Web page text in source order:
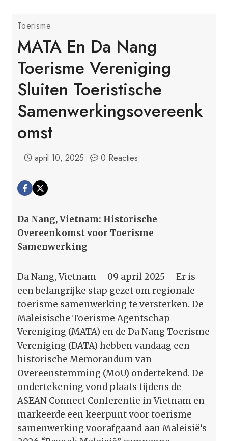
Toerisme
MATA En Da Nang
Toerisme Vereniging
Sluiten Toeristische
Samenwerkingsovereenk
Omst
april 10, 2025 0 Reacties
Da Nang, Vietnam: Historische
Overeenkomst voor Toerisme
Samenwerking
Da Nang, Vietnam – 09 april 2025 – Er is
een belangrijke stap gezet om regionale
toerisme samenwerking te versterken. De
Maleisische Toerisme Agentschap
Vereniging (MATA) en de Da Nang Toerisme
Vereniging (DATA) hebben vandaag een
historische Memorandum van
Overeenstemming (MoU) ondertekend. De
ondertekening vond plaats tijdens de
ASEAN Connect Conferentie in Vietnam en
markeerde een keerpunt voor toerisme
samenwerking voorafgaand aan Maleisië’s